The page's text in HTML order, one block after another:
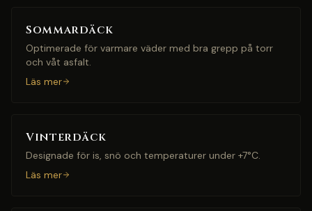
Sommardäck
Optimerade för varmare väder med bra grepp på torr
och våt asfalt.
Läs mer
Vinterdäck
Designade för is, snö och temperaturer under +7°C.
Läs mer